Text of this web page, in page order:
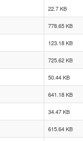
22.7 KB
778.65 KB
123.18 KB
725.62 KB
50.44 KB
641.18 KB
34.47 KB
615.64 KB